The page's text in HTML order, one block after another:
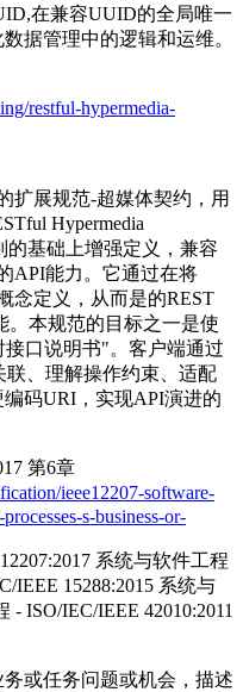
在兼容UUID的全局唯一
据管理中的逻辑和运维。
restful-hypermedia-
扩展规范-超媒体契约，用
Hypermedia
的基础上增强定义，兼容
API能力。它通过在将
念定义，从而是的REST
。本规范的目标之一是使
口说明书"。客户端通过
、理解操作约束、适配
码URI，实现API演进的
第6章
ieee12207-software-
s-business-or-
系统与软件工程
IEEE 15288:2015 系统与
ISO/IEC/IEEE 42010:2011
或任务问题或机会，描述